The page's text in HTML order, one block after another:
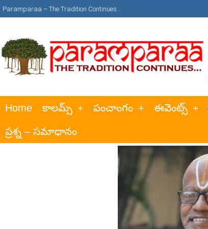
Paramparaa – The Tradition Continues…
Home కాలమ్స్ పంచాంగం ఈవెంట్స్
ప్రశ్న – సమాధానం